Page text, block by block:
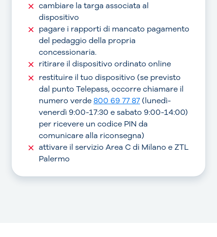
cambiare la targa associata al
dispositivo
pagare i rapporti di mancato pagamento
del pedaggio della propria
concessionaria.
ritirare il dispositivo ordinato online
restituire il tuo dispositivo (se previsto
dal punto Telepass, occorre chiamare il
numero verde800 69 77 87(lunedì-
venerdì 9:00-17:30 e sabato 9:00-14:00)
per ricevere un codice PIN da
comunicare alla riconsegna)
attivare il servizio Area C di Milano e ZTL
Palermo